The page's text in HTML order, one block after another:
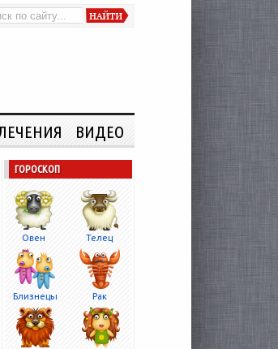
ВИДЕО
ГОРОСКОП
Овен Телец
Близнецы Рак